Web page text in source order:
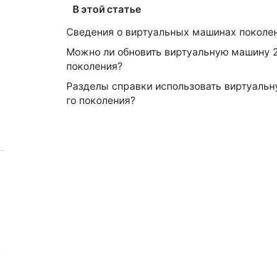
В этой статье
Сведения о виртуальных машинах
Можно ли обновить виртуальную машину
поколения?
Разделы справки использовать
го поколения?